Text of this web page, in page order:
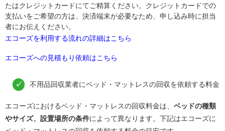
たはクレジットカードにてご精算ください。クレジットカードでの
支払いをご希望の方は、決済端末が必要なため、申し込み時に担当
者にお伝えください。
エコーズを利用する流れの詳細はこちら
エコーズへの見積もり依頼はこちら
不用品回収業者にベッド・マットレスの回収を依頼する料金
エコーズにおけるベッド・マットレスの回収料金は、 ベッドの種類
やサイズ、設置場所の条件によって異なります。下記はエコーズに